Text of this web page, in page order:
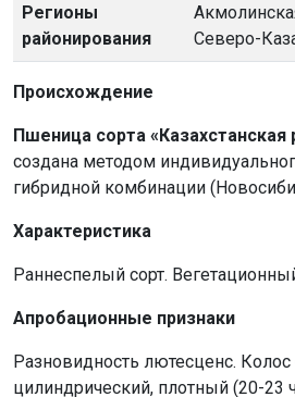
Регионы
районирования
Северо-
Происхождение
Пшеница сорта «Казахстанская
создана методом
гибридной комбинации
Характеристика
Раннеспелый сорт.
Апробационные признаки
Разновидность лютесценс.
цилиндрический, плотный (20-23